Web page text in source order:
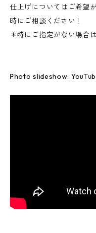
仕上げについてはご希望
時にご相談ください！
＊特にご指定がない場合
Photo slideshow: